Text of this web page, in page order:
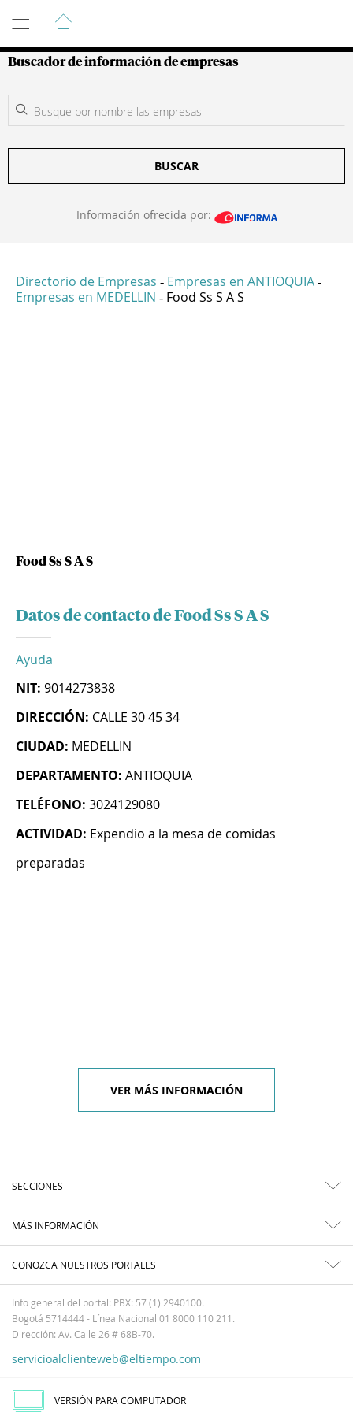
Guía de Empresas Colombianas
Buscador de información de empresas
BUSCAR
Información ofrecida por:
Directorio de Empresas - Empresas en ANTIOQUIA -
Empresas en MEDELLIN - Food Ss S A S
Food Ss S A S
Datos de contacto de Food Ss S A S
Ayuda
NIT: 9014273838
DIRECCIÓN: CALLE 30 45 34
CIUDAD: MEDELLIN
DEPARTAMENTO: ANTIOQUIA
TELÉFONO: 3024129080
ACTIVIDAD: Expendio a la mesa de comidas
preparadas
VER MÁS INFORMACIÓN
SECCIONES
MÁS INFORMACIÓN
CONOZCA NUESTROS PORTALES
Info general del portal: PBX: 57 (1) 2940100.
Bogotá 5714444 - Línea Nacional 01 8000 110 211.
Dirección: Av. Calle 26 # 68B-70.
servicioalclienteweb@eltiempo.com
VERSIÓN PARA COMPUTADOR